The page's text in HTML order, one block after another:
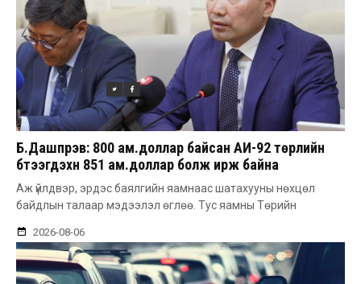
Б.Дашпүрэв: 800 ам.доллар байсан АИ-92 төрлийн
бүтээгдэхүүн 851 ам.доллар болж ирж байна
Аж үйлдвэр, эрдэс баялгийн яамнаас шатахууны нөхцөл
байдлын талаар мэдээлэл өглөө. Тус яамны Төрийн
2026-08-06